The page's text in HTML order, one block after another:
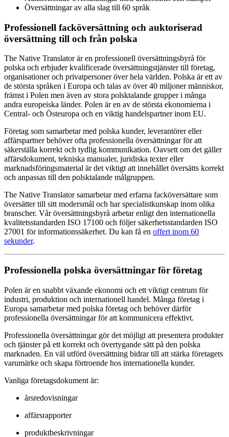
Översättningar av alla slag till 60 språk
Professionell facköversättning och auktoriserad
översättning till och från polska
The Native Translator är en professionell översättningsbyrå för
polska och erbjuder kvalificerade översättningstjänster till företag,
organisationer och privatpersoner över hela världen. Polska är ett av
de största språken i Europa och talas av över 40 miljoner människor,
främst i Polen men även av stora polsktalande grupper i många
andra europeiska länder. Polen är en av de största ekonomierna i
Central- och Östeuropa och en viktig handelspartner inom EU.
Företag som samarbetar med polska kunder, leverantörer eller
affärspartner behöver ofta professionella översättningar för att
säkerställa korrekt och tydlig kommunikation. Oavsett om det gäller
affärsdokument, tekniska manualer, juridiska texter eller
marknadsföringsmaterial är det viktigt att innehållet översätts korrekt
och anpassas till den polsktalande målgruppen.
The Native Translator samarbetar med erfarna facköversättare som
översätter till sitt modersmål och har specialistkunskap inom olika
branscher. Vår översättningsbyrå arbetar enligt den internationella
kvalitetsstandarden ISO 17100 och följer säkerhetsstandarden ISO
27001 för informationssäkerhet. Du kan få en offert inom 60
sekunder.
Professionella polska översättningar för företag
Polen är en snabbt växande ekonomi och ett viktigt centrum för
industri, produktion och internationell handel. Många företag i
Europa samarbetar med polska företag och behöver därför
professionella översättningar för att kommunicera effektivt.
Professionella översättningar gör det möjligt att presentera produkter
och tjänster på ett korrekt och övertygande sätt på den polska
marknaden. En väl utförd översättning bidrar till att stärka företagets
varumärke och skapa förtroende hos internationella kunder.
Vanliga företagsdokument är:
årsredovisningar
affärsrapporter
produktbeskrivningar